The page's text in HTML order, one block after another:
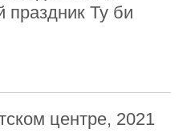
Ту би
центре, 2021